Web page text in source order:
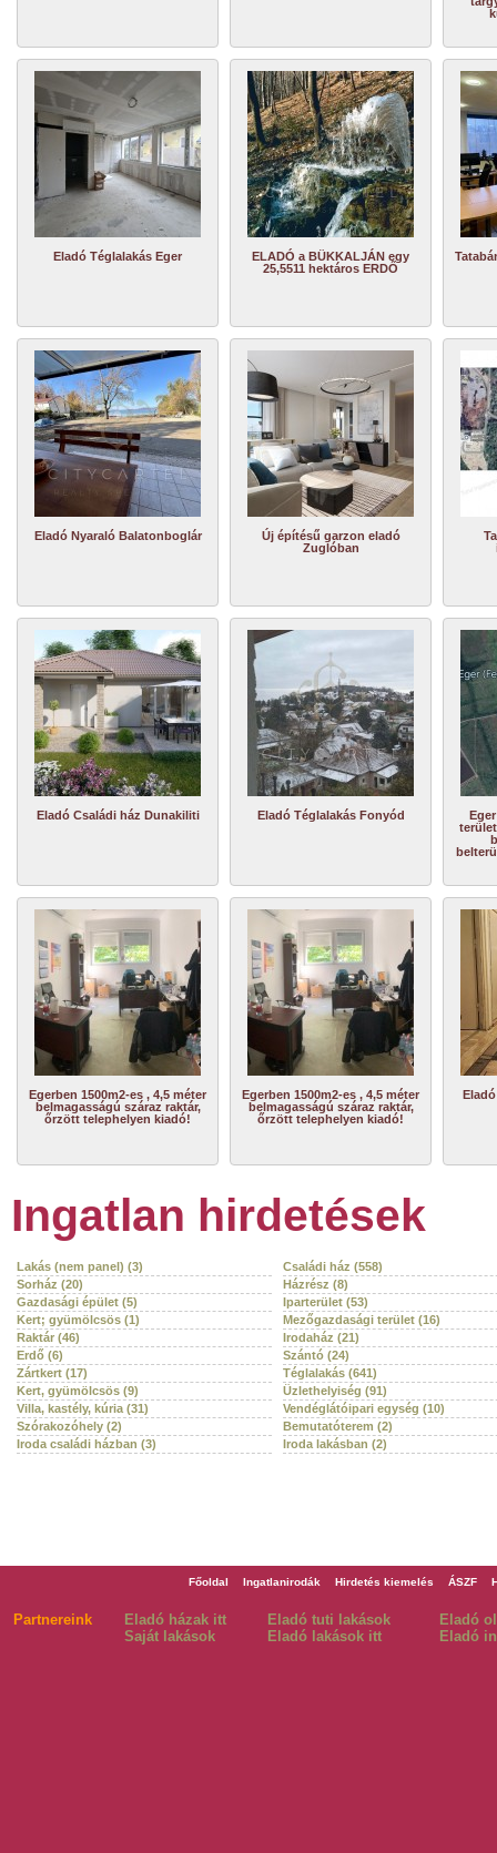
Eladó Téglalakás Eger
ELADÓ a BÜKKALJÁN egy
25,5511 hektáros ERDŐ
Eladó Nyaraló Balatonboglár
Új építésű garzon eladó
Zuglóban
Eladó Családi ház Dunakiliti Eladó Téglalakás Fonyód
Egerben 1500m2-es , 4,5 méter
belmagasságú száraz raktár,
őrzött telephelyen kiadó!
Egerben 1500m2-es , 4,5 méter
belmagasságú száraz raktár,
őrzött telephelyen kiadó!
Ingatlan hirdetések
Lakás (nem panel) (3)
Családi ház (558)
Sorház (20)
Házrész (8)
Gazdasági épület (5)
Iparterület (53)
Kert; gyümölcsös (1)
Mezőgazdasági terület (16)
Raktár (46)
Irodaház (21)
Erdő (6)
Szántó (24)
Zártkert (17)
Téglalakás (641)
Kert, gyümölcsös (9)
Üzlethelyiség (91)
Villa, kastély, kúria (31)
Vendéglátóipari egység (10)
Szórakozóhely (2)
Bemutatóterem (2)
Iroda családi házban (3)
Iroda lakásban (2)
Főoldal Ingatlanirodák Hirdetés kiemelés ÁSZF
Partnereink Eladó házak itt Eladó tuti lakások
Eladó
Saját lakások
Eladó lakások itt Eladó